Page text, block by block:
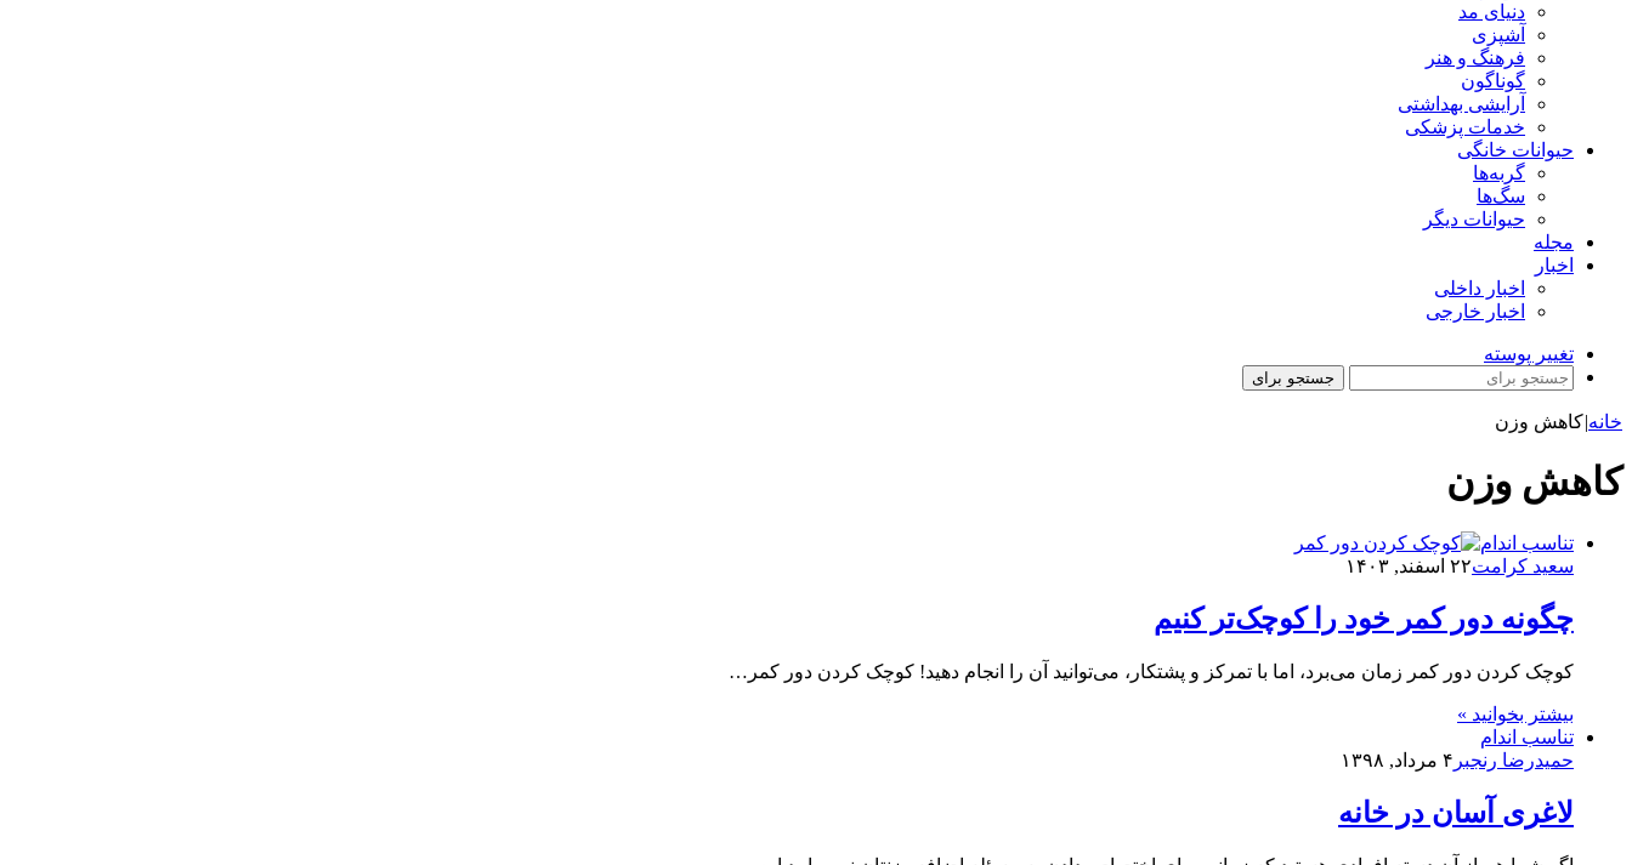
دنیای مد
آشپزی
فرهنگ و هنر
گوناگون
آرایشی بهداشتی
خدمات پزشکی
حیوانات خانگی
گربه‌ها
سگ‌ها
حیوانات دیگر
مجله
اخبار
اخبار داخلی
اخبار خارجی
تغییر پوسته
جستجو برای
خانه|کاهش وزن
کاهش وزن
تناسب اندام
سعید کرامت۲۲ اسفند, ۱۴۰۳
چگونه دور کمر خود را کوچک‌تر کنیم
کوچک کردن دور کمر زمان می‌برد، اما با تمرکز و پشتکار، می‌توانید آن را انجام دهید! کوچک کردن دور کمر…
بیشتر بخوانید »
تناسب اندام
حمیدرضا رنجبر ۴ مرداد, ۱۳۹۸
لاغری آسان در خانه